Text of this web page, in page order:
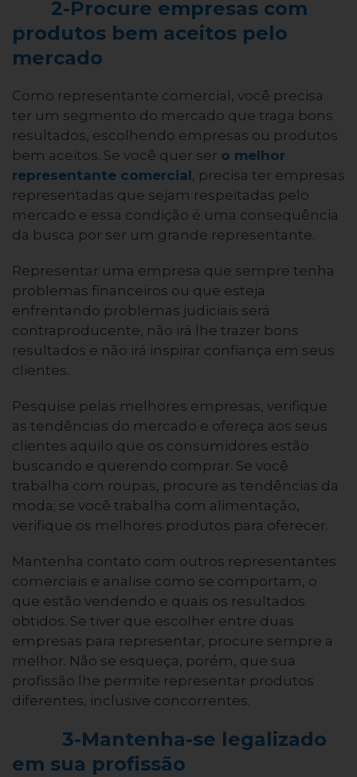
2-Procure empresas com
produtos bem aceitos pelo
mercado
Como representante comercial, você precisa
ter um segmento do mercado que traga bons
resultados, escolhendo empresas ou produtos
bem aceitos. Se você quer ser o melhor
representante comercial, precisa ter empresas
representadas que sejam respeitadas pelo
mercado e essa condição é uma consequência
da busca por ser um grande representante.
Representar uma empresa que sempre tenha
problemas financeiros ou que esteja
enfrentando problemas judiciais será
contraproducente, não irá lhe trazer bons
resultados e não irá inspirar confiança em seus
clientes.
Pesquise pelas melhores empresas, verifique
as tendências do mercado e ofereça aos seus
clientes aquilo que os consumidores estão
buscando e querendo comprar. Se você
trabalha com roupas, procure as tendências da
moda; se você trabalha com alimentação,
verifique os melhores produtos para oferecer.
Mantenha contato com outros representantes
comerciais e analise como se comportam, o
que estão vendendo e quais os resultados
obtidos. Se tiver que escolher entre duas
empresas para representar, procure sempre a
melhor. Não se esqueça, porém, que sua
profissão lhe permite representar produtos
diferentes, inclusive concorrentes.
3-Mantenha-se legalizado
em sua profissão